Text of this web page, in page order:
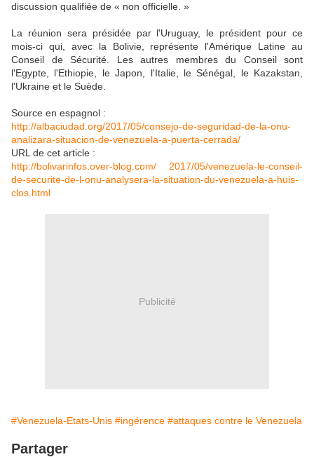
discussion qualifiée de « non officielle. »
La réunion sera présidée par l'Uruguay, le président pour ce
mois-ci qui, avec la Bolivie, représente l'Amérique Latine au
Conseil de Sécurité. Les autres membres du Conseil sont
l'Egypte, l'Ethiopie, le Japon, l'Italie, le Sénégal, le Kazakstan,
l'Ukraine et le Suède.
Source en espagnol :
http://albaciudad.org/2017/05/consejo-de-seguridad-de-la-onu-
analizara-situacion-de-venezuela-a-puerta-cerrada/
URL de cet article :
http://bolivarinfos.over-blog.com/ 2017/05/venezuela-le-conseil-
de-securite-de-l-onu-analysera-la-situation-du-venezuela-a-huis-
clos.html
Publicité
#Venezuela-Etats-Unis #ingérence #attaques contre le Venezuela
Partager